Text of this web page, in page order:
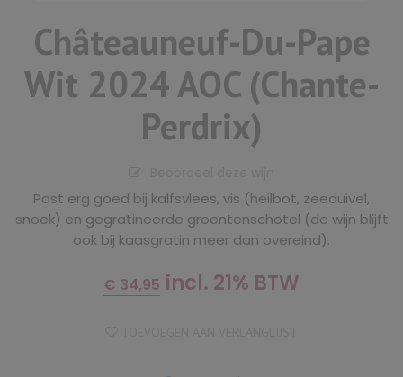
Châteauneuf-Du-Pape
Wit 2024 AOC (Chante-
Perdrix)
Past erg goed bij kalfsvlees, vis (heilbot, zeeduivel,
snoek) en gegratineerde groentenschotel (de wijn blijft
ook bij kaasgratin meer dan overeind).
€ 34,95 incl. 21% BTW